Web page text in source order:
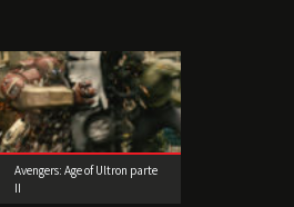
Avengers: Age of Ultron parte
II